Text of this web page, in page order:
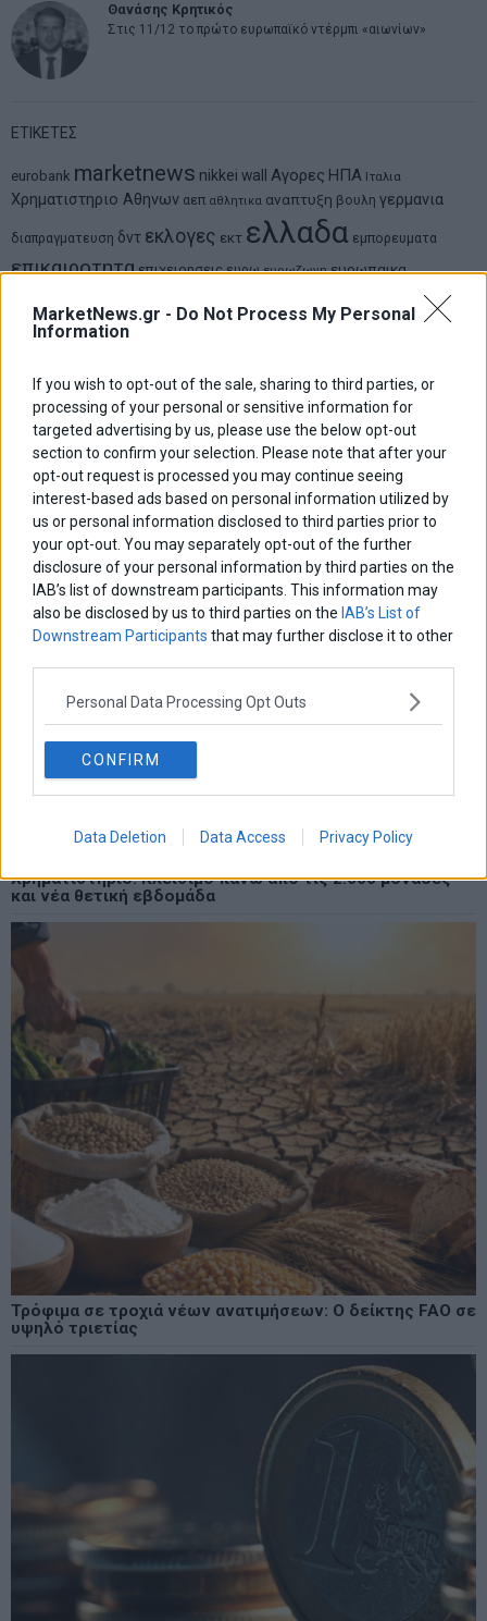
MarketNews.gr - Do Not Process My Personal
Information
If you wish to opt-out of the sale, sharing to third parties, or
processing of your personal or sensitive information for
targeted advertising by us, please use the below opt-out
section to confirm your selection. Please note that after your
opt-out request is processed you may continue seeing
interest-based ads based on personal information utilized by
us or personal information disclosed to third parties prior to
your opt-out. You may separately opt-out of the further
disclosure of your personal information by third parties on the
IAB’s list of downstream participants. This information may
also be disclosed by us to third parties on the IAB’s List of
Downstream Participants that may further disclose it to other
Personal Data Processing Opt Outs
CONFIRM
Data Deletion Data Access Privacy Policy
Θανάσης Κρητικός
Στις 11/12 το πρώτο ευρωπαϊκό ντέρμπι «αιωνίων»
ΕΤΙΚΕΤΕΣ
eurobank marketnews nikkei wall Αγορες ΗΠΑ Ιταλια
Χρηματιστηριο Αθηνων αεπ αθλητικα αναπτυξη βουλη γερμανια
διαπραγματευση δντ εκλογες εκτ ελλαδα εμπορευματα
επικαιροτητα επιχειρησεις ευρω ευρωζωνη ευρωπαικα
κρουσματα
κυριακος μητσοτακης
μητσοτακης
συριζατουρκια τραπεζες τσιπρας χρεος χρηματιστηριο
LATEST FROM BLOG
Χρηματιστήριο: Κλείσιμο πάνω από τις 2.600 μονάδες
και νέα θετική εβδομάδα
Τρόφιμα σε τροχιά νέων ανατιμήσεων: Ο δείκτης FAO σε
υψηλό τριετίας